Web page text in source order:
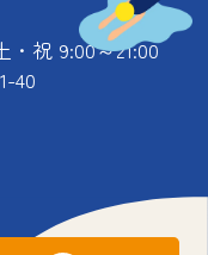
祝 9:00～21:00
40